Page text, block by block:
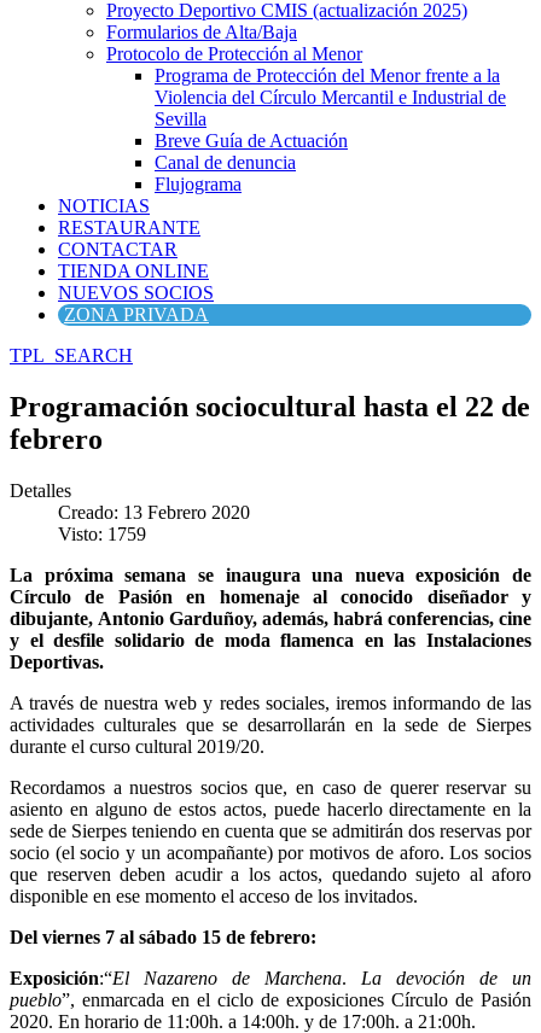
Proyecto Deportivo CMIS (actualización 2025)
Formularios de Alta/Baja
Protocolo de Protección al Menor
Programa de Protección del Menor frente a la
Violencia del Círculo Mercantil e Industrial de
Sevilla
Breve Guía de Actuación
Canal de denuncia
Flujograma
NOTICIAS
RESTAURANTE
CONTACTAR
TIENDA ONLINE
NUEVOS SOCIOS
ZONA PRIVADA
TPL_SEARCH
Programación sociocultural hasta el 22 de
febrero
Detalles
Creado: 13 Febrero 2020
Visto: 1759
La próxima semana se inaugura una nueva exposición de
Círculo de Pasión en homenaje alconocido diseñador y
dibujante, Antonio Garduñoy, además, habrá conferencias, cine
y el desfile solidario de moda flamenca en las Instalaciones
Deportivas.
A través de nuestra web y redes sociales, iremos informando de las
actividades culturales que se desarrollarán en la sede de Sierpes
durante el curso cultural 2019/20.
Recordamos a nuestros socios que, en caso de querer reservar su
asiento en alguno de estos actos, puede hacerlo directamente en la
sede de Sierpes teniendo en cuenta que se admitirán dos reservas por
socio (el socio y un acompañante) por motivos de aforo. Los socios
que reserven deben acudir a los actos, quedando sujeto al aforo
disponible en ese momento el acceso de los invitados.
Del viernes 7 al sábado 15 de febrero:
Exposición:“El Nazareno de Marchena. La devoción de un
pueblo”, enmarcada en el ciclo de exposiciones Círculo de Pasión
2020. En horario de 11:00h. a 14:00h. y de 17:00h. a 21:00h.